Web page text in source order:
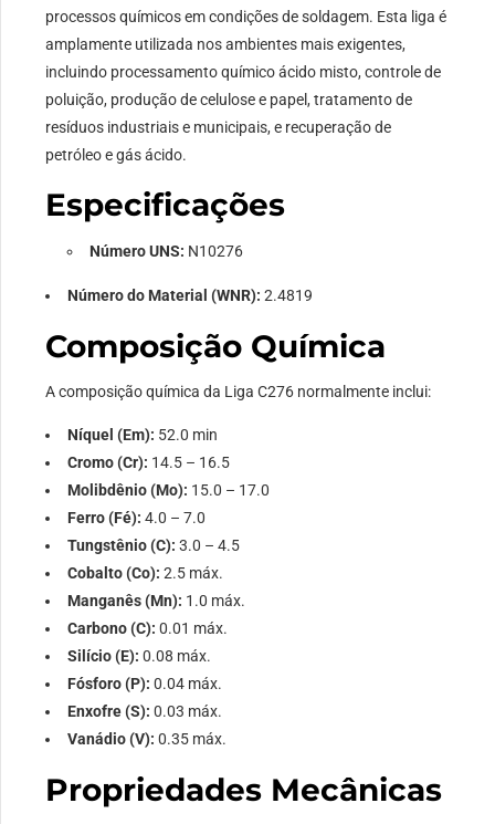
processos químicos em condições de soldagem. Esta liga é
amplamente utilizada nos ambientes mais exigentes,
incluindo processamento químico ácido misto, controle de
poluição, produção de celulose e papel, tratamento de
resíduos industriais e municipais, e recuperação de
petróleo e gás ácido.
Especificações
Número UNS: N10276
Número do Material (WNR): 2.4819
Composição Química
A composição química da Liga C276 normalmente inclui:
Níquel (Em): 52.0 min
Cromo (Cr): 14.5 – 16.5
Molibdênio (Mo): 15.0 – 17.0
Ferro (Fé): 4.0 – 7.0
Tungstênio (C): 3.0 – 4.5
Cobalto (Co): 2.5 máx.
Manganês (Mn): 1.0 máx.
Carbono (C): 0.01 máx.
Silício (E): 0.08 máx.
Fósforo (P): 0.04 máx.
Enxofre (S): 0.03 máx.
Vanádio (V): 0.35 máx.
Propriedades Mecânicas